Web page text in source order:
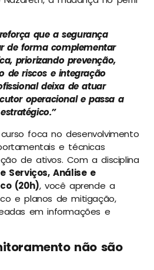
reforça que a segurança
de forma complementar
priorizando prevenção,
de riscos e integração
deixa de atuar
operacional e passa a
foca no desenvolvimento
e técnicas
de ativos. Com a disciplina
Serviços, Análise e
(20h), você aprende a
e planos de mitigação,
em informações e
não são